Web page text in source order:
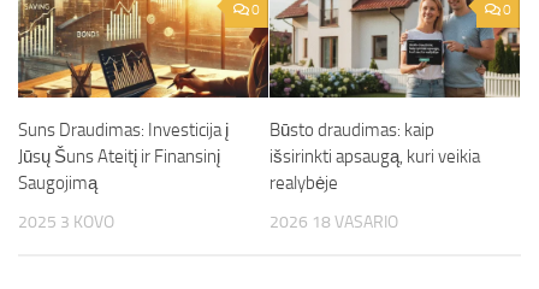
0
Suns Draudimas: Investicija į
Jūsų Šuns Ateitį ir Finansinį
Saugojimą
2025 3 KOVO
0
Būsto draudimas: kaip
išsirinkti apsaugą, kuri veikia
realybėje
2026 18 VASARIO